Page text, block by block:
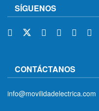
SÍGUENOS
CONTÁCTANOS
info@movilidadelectrica.com